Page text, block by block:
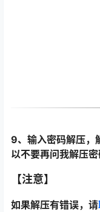
9、输入密码解压，
以不要再问我解压
【注意】
如果解压有错误，请